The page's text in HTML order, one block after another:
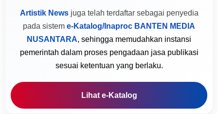
Artistik Newsjuga telah terdaftar sebagai penyedia
pada sistem e-Katalog/Inaproc BANTEN MEDIA
NUSANTARA, sehingga memudahkan instansi
pemerintah dalam proses pengadaan jasa publikasi
sesuai ketentuan yang berlaku.
Lihat e-Katalog